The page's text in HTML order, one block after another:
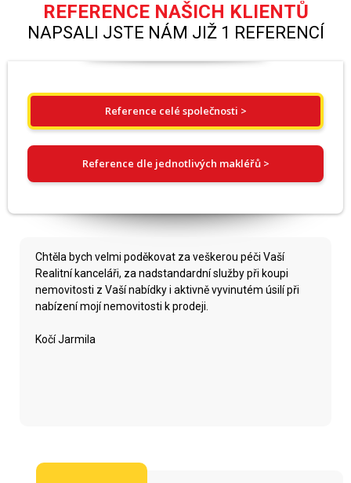
REFERENCE NAŠICH KLIENTŮ
NAPSALI JSTE NÁM JIŽ 1 REFERENCÍ
Reference celé společnosti >
Reference dle jednotlivých makléřů >
Chtěla bych velmi poděkovat za veškerou péči Vaší
Realitní kanceláři, za nadstandardní služby při koupi
nemovitosti z Vaší nabídky i aktivně vyvinutém úsilí při
nabízení mojí nemovitosti k prodeji.
Kočí Jarmila